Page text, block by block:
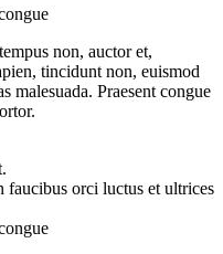
non, auctor et,
tincidunt non, euismod
malesuada. Praesent congue
faucibus orci luctus et ultrices